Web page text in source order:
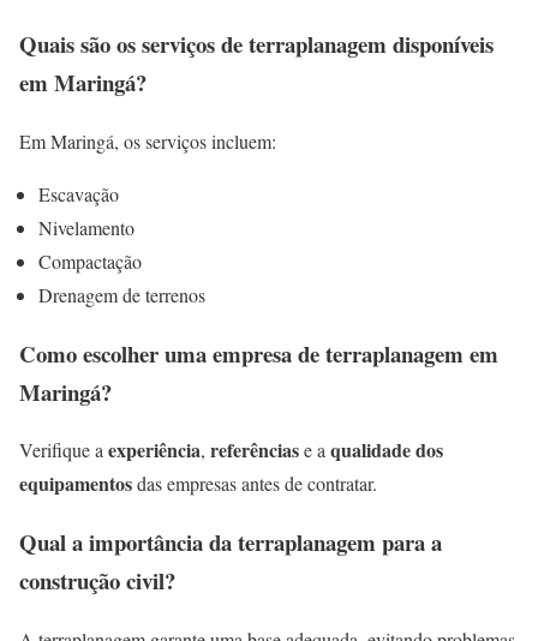
Quais são os serviços de terraplanagem disponíveis
em Maringá?
Em Maringá, os serviços incluem:
Escavação
Nivelamento
Compactação
Drenagem de terrenos
Como escolher uma empresa de terraplanagem em
Maringá?
Verifique aexperiência, referênciase aqualidade dos
equipamentosdas empresas antes de contratar.
Qual a importância da terraplanagem para a
construção civil?